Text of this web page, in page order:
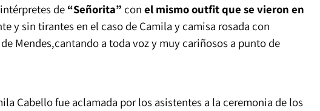
de “Señorita” con el mismo outfit que se vieron en
y sin tirantes en el caso de Camila y camisa rosada con
Mendes,cantando a toda voz y muy cariñosos a punto de
Cabello fue aclamada por los asistentes a la ceremonia de los